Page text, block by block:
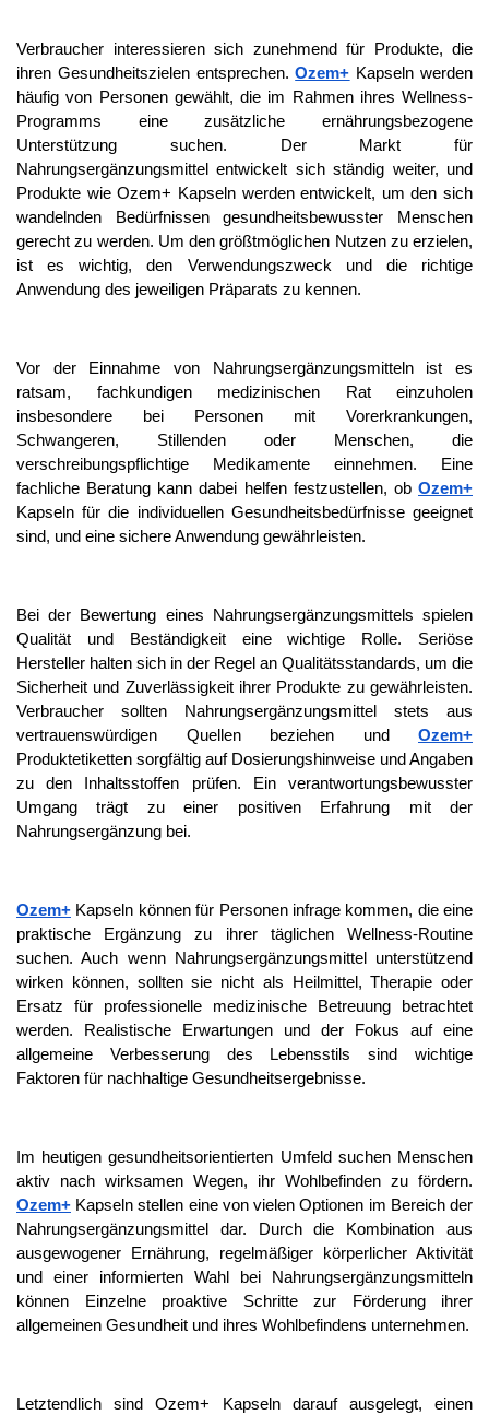
Verbraucher interessieren sich zunehmend für Produkte, die
ihren Gesundheitszielen entsprechen. Ozem+ Kapseln werden
häufig von Personen gewählt, die im Rahmen ihres Wellness-
Programms eine zusätzliche ernährungsbezogene
Unterstützung suchen. Der Markt für
Nahrungsergänzungsmittel entwickelt sich ständig weiter, und
Produkte wie Ozem+ Kapseln werden entwickelt, um den sich
wandelnden Bedürfnissen gesundheitsbewusster Menschen
gerecht zu werden. Um den größtmöglichen Nutzen zu erzielen,
ist es wichtig, den Verwendungszweck und die richtige
Anwendung des jeweiligen Präparats zu kennen.
Vor der Einnahme von Nahrungsergänzungsmitteln ist es
ratsam, fachkundigen medizinischen Rat einzuholen
insbesondere bei Personen mit Vorerkrankungen,
Schwangeren, Stillenden oder Menschen, die
verschreibungspflichtige Medikamente einnehmen. Eine
fachliche Beratung kann dabei helfen festzustellen, ob Ozem+
Kapseln für die individuellen Gesundheitsbedürfnisse geeignet
sind, und eine sichere Anwendung gewährleisten.
Bei der Bewertung eines Nahrungsergänzungsmittels spielen
Qualität und Beständigkeit eine wichtige Rolle. Seriöse
Hersteller halten sich in der Regel an Qualitätsstandards, um die
Sicherheit und Zuverlässigkeit ihrer Produkte zu gewährleisten.
Verbraucher sollten Nahrungsergänzungsmittel stets aus
vertrauenswürdigen Quellen beziehen und Ozem+
Produktetiketten sorgfältig auf Dosierungshinweise und Angaben
zu den Inhaltsstoffen prüfen. Ein verantwortungsbewusster
Umgang trägt zu einer positiven Erfahrung mit der
Nahrungsergänzung bei.
Ozem+ Kapseln können für Personen infrage kommen, die eine
praktische Ergänzung zu ihrer täglichen Wellness-Routine
suchen. Auch wenn Nahrungsergänzungsmittel unterstützend
wirken können, sollten sie nicht als Heilmittel, Therapie oder
Ersatz für professionelle medizinische Betreuung betrachtet
werden. Realistische Erwartungen und der Fokus auf eine
allgemeine Verbesserung des Lebensstils sind wichtige
Faktoren für nachhaltige Gesundheitsergebnisse.
Im heutigen gesundheitsorientierten Umfeld suchen Menschen
Ozem+ Kapseln stellen eine von vielen Optionen im Bereich der
Nahrungsergänzungsmittel dar. Durch die Kombination aus
ausgewogener Ernährung, regelmäßiger körperlicher Aktivität
und einer informierten Wahl bei Nahrungsergänzungsmitteln
können Einzelne proaktive Schritte zur Förderung ihrer
allgemeinen Gesundheit und ihres Wohlbefindens unternehmen.
Letztendlich sind Ozem+ Kapseln darauf ausgelegt, einen